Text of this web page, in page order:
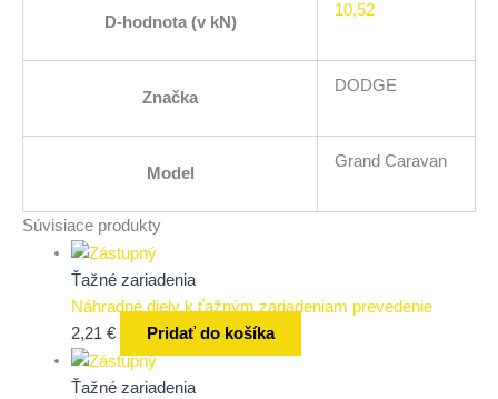
D-hodnota (v kN)
10,52
Značka
DODGE
Model
Grand Caravan
Súvisiace produkty
Ťažné zariadenia
Náhradné diely k ťažným zariadeniam prevedenie
2,21 € Pridať do košíka
Ťažné zariadenia